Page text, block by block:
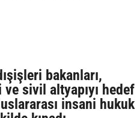
bakanları,
sivil altyapıyı hedef
insani hukuk